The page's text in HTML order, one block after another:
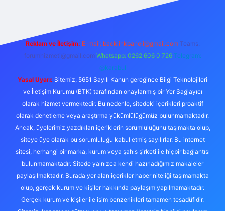
Reklam ve İletişim: E-mail: backlinkpaneli@gmail.com Teams:
forumhizmeti@gmail.com Whatsapp: 0262 606 0 726 Telegram:
@karabul
Yasal Uyarı: Sitemiz, 5651 Sayılı Kanun gereğince Bilgi Teknolojileri
ve İletişim Kurumu (BTK) tarafından onaylanmış bir Yer Sağlayıcı
olarak hizmet vermektedir. Bu nedenle, sitedeki içerikleri proaktif
olarak denetleme veya araştırma yükümlülüğümüz bulunmamaktadır.
Ancak, üyelerimiz yazdıkları içeriklerin sorumluluğunu taşımakta olup,
siteye üye olarak bu sorumluluğu kabul etmiş sayılırlar. Bu internet
sitesi, herhangi bir marka, kurum veya şahıs şirketi ile hiçbir bağlantısı
bulunmamaktadır. Sitede yalnızca kendi hazırladığımız makaleler
paylaşılmaktadır. Burada yer alan içerikler haber niteliği taşımamakta
olup, gerçek kurum ve kişiler hakkında paylaşım yapılmamaktadır.
Gerçek kurum ve kişiler ile isim benzerlikleri tamamen tesadüfidir.